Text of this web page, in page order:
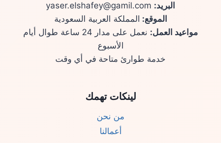
البريد:
الموقع: المملكة العربية السعودية
مواعيد العمل:
نعمل على مدار 24 ساعة طوال أيام
الأسبوع
خدمة طوارئ متاحة في أي وقت
لينكات تهمك
من نحن
أعمالنا